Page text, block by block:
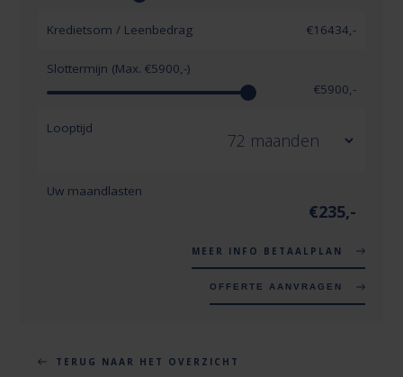
Kredietsom / Leenbedrag €16434 ,-
Slottermijn (Max. €5900 ,-)
€5900 ,-
Looptijd
Uw maandlasten
€235,-
MEER INFO BETAALPLAN
OFFERTE AANVRAGEN
TERUG NAAR HET OVERZICHT